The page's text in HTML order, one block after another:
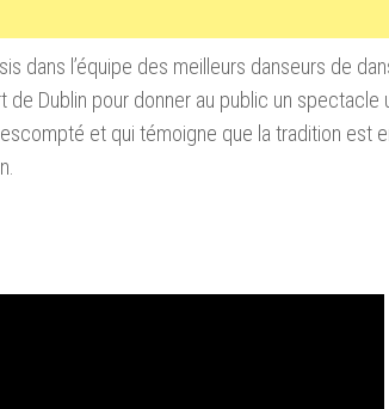
dans l’équipe des meilleurs danseurs de
de Dublin pour donner au public un spectacle
escompté et qui témoigne que la tradition est